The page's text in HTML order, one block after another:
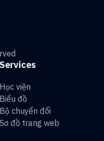
Services
Học viện
Biểu đồ
Bộ chuyển đổi
Sơ đồ trang web